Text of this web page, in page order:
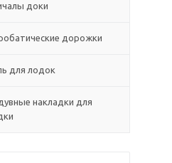
доки
дорожки
для лодок
накладки для